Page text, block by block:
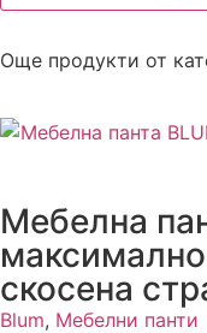
Още продукти от
Мебелна
скосена
Blum, Мебелни панти